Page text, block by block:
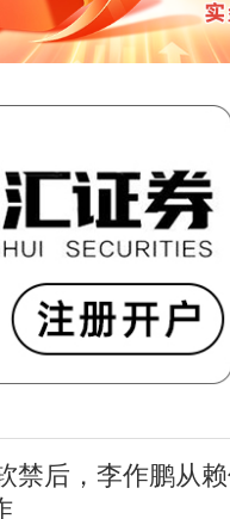
禁后，李作鹏从